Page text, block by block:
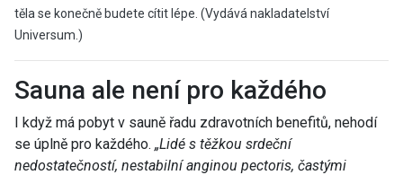
těla se konečně budete cítit lépe. (Vydává nakladatelství
Universum.)
Sauna ale není pro každého
I když má pobyt v sauně řadu zdravotních benefitů, nehodí
se úplně pro každého. „Lidé s těžkou srdeční
nedostatečností, nestabilní anginou pectoris, častými